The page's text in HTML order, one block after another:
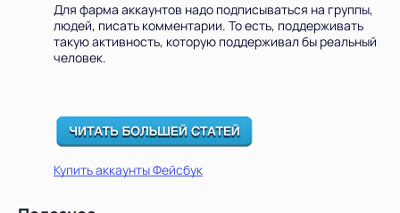
Для фарма аккаунтов надо подписываться на группы,
людей, писать комментарии. То есть, поддерживать
такую активность, которую поддерживал бы реальный
человек.
Купить аккаунты Фейсбук